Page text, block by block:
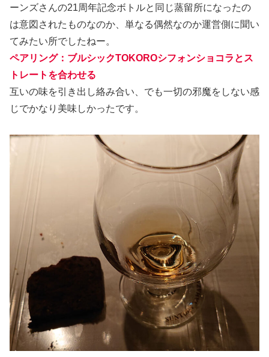
ーンズさんの21周年記念ボトルと同じ蒸留所になったの
は意図されたものなのか、単なる偶然なのか運営側に聞い
てみたい所でしたねー。
ペアリング：ブルシックTOKOROシフォンショコラとス
トレートを合わせる
互いの味を引き出し絡み合い、でも一切の邪魔をしない感
じでかなり美味しかったです。